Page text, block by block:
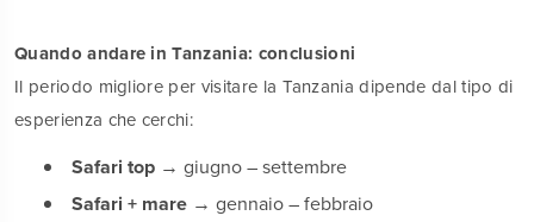
Quando andare in Tanzania: conclusioni
Il periodo migliore per visitare la Tanzania dipende dal tipo di
esperienza che cerchi:
Safari top → giugno – settembre
Safari + mare → gennaio – febbraio